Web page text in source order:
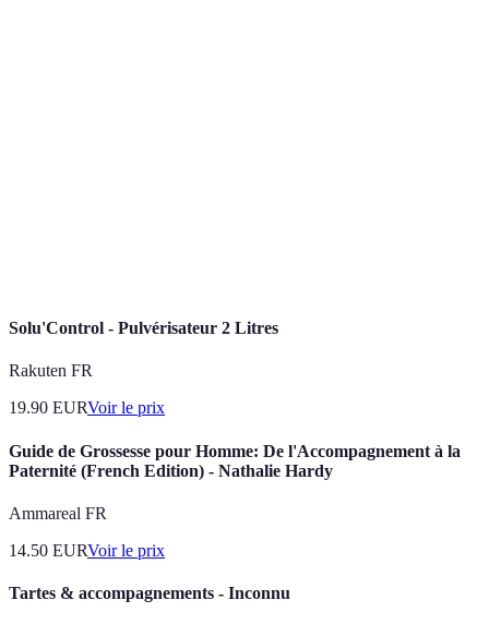
Solu'Control - Pulvérisateur 2 Litres
Rakuten FR
19.90 EURVoir le prix
Guide de Grossesse pour Homme: De l'Accompagnement à la
Paternité (French Edition) - Nathalie Hardy
Ammareal FR
14.50 EURVoir le prix
Tartes & accompagnements - Inconnu